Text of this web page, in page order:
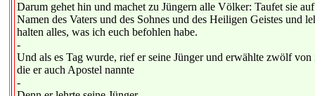
Darum gehet hin und machet zu Jüngern alle Völker: Taufet sie
Namen des Vaters und des Sohnes und des Heiligen Geistes und
halten alles, was ich euch befohlen habe.
-
Und als es Tag wurde, rief er seine Jünger und erwählte zwölf von
die er auch Apostel nannte
-